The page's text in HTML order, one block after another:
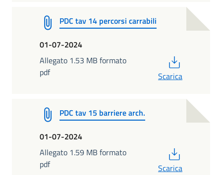
PDC tav 14 percorsi carrabili
01-07-2024
Allegato 1.53 MB formato
pdf
Scarica
PDC tav 15 barriere arch.
01-07-2024
Allegato 1.59 MB formato
pdf
Scarica